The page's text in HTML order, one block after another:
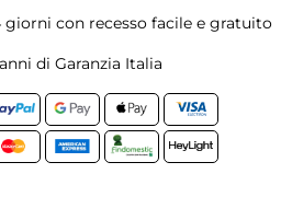
giorni con recesso facile e gratuito
di Garanzia Italia